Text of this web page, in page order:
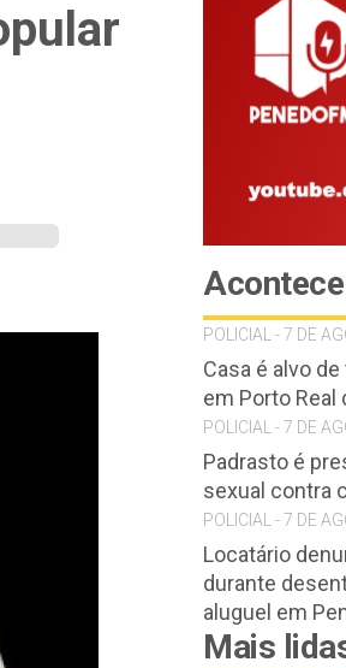
POLICIAL - 7 DE
Casa é alvo
em Porto Real
POLICIAL - 7 DE
Padrasto é
sexual contra
POLICIAL - 7 DE
Locatário
durante
aluguel em
Mais